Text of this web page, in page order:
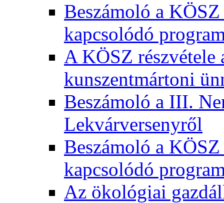
Beszámoló a
kapcsolódó
A KÖSZ részvétele
kunszentmártoni
Beszámoló a III.
Lekvárversenyről
Beszámoló a
kapcsolódó
Az ökológiai